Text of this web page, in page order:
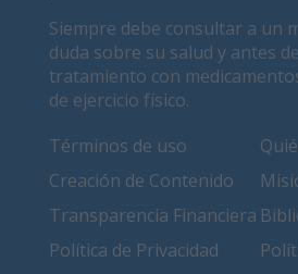
Siempre debe consultar a un
duda sobre su salud y antes
tratamiento con
de ejercicio físico.
Términos de uso
Creación de Contenido
Transparencia Financiera
Política de Privacidad